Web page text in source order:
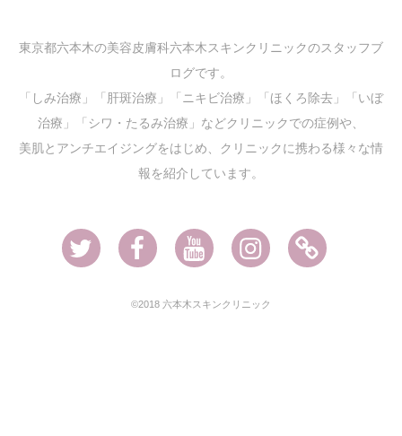
東京都六本木の美容皮膚科六本木スキンクリニックのスタッフブ
ログです。
「しみ治療」「肝斑治療」「ニキビ治療」「ほくろ除去」「いぼ
治療」「シワ・たるみ治療」などクリニックでの症例や、
美肌とアンチエイジングをはじめ、クリニックに携わる様々な情
報を紹介しています。
Twitter FacebookYoutube InstagramAmeblo
©2018 六本木スキンクリニック